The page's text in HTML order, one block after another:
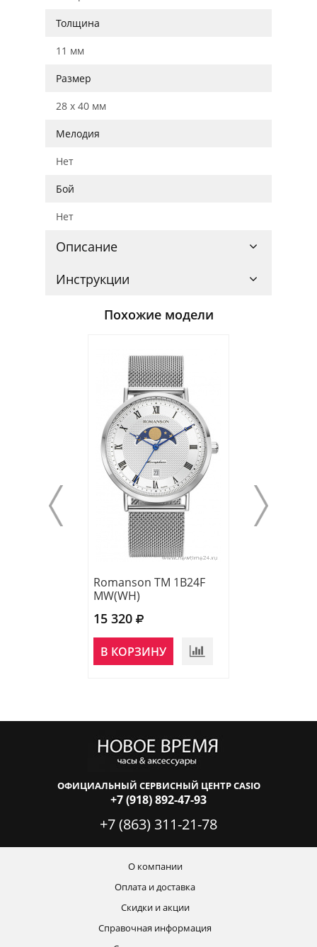
Толщина
11 мм
Размер
28 x 40 мм
Мелодия
Нет
Бой
Нет
Описание
Инструкции
Похожие модели
Romanson TM 1B24F
MW(WH)
15 320
В КОРЗИНУ
ОФИЦИАЛЬНЫЙ СЕРВИСНЫЙ ЦЕНТР CASIO
+7 (918) 892-47-93
+7 (863) 311-21-78
О компании
Оплата и доставка
Скидки и акции
Справочная информация